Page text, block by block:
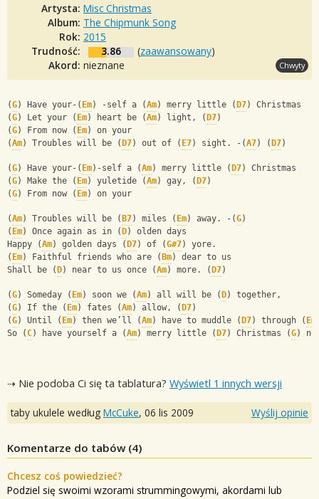
Artysta: Misc Christmas
Album: The Chipmunk Song
Rok: 2015
Trudność:
3.86 (zaawansowany)
Akord: nieznane Chwyty
(G) Have your-( Em) -self a (Am) merry little ( D7) Christmas
(G) Let your ( Em) heart be (Am) light, ( D7)
(G) From now ( Em) on your
(Am) Troubles will be ( D7) out of ( E7) sight. -(A7) ( D7)
(G) Have your-( Em)-self a (Am) merry little ( D7) Christmas
(G) Make the ( Em) yuletide (Am) gay, ( D7)
(G) From now ( Em) on your
(Am) Troubles will be ( B7) miles ( Em) away. -(G)
( Em) Once again as in ( D) olden days
Happy (Am) golden days ( D7) of (G#7) yore.
( Em) Faithful friends who are ( Bm) dear to us
Shall be ( D) near to us once (Am) more. ( D7)
(G) Someday ( Em) soon we (Am) all will be ( D) together,
(G) If the ( Em) fates (Am) allow, ( D7)
(G) Until ( Em) then we’ll (Am) have to muddle ( D7) through ( Em
So ( C) have yourself a (Am) merry little ( D7) Christmas (G)
⇢ Nie podoba Ci się ta tablatura? Wyświetl 1 innych wersji
taby ukulele według McCuke, 06 lis 2009 Wyślij opinie
Komentarze do tabów (4)
Chcesz coś powiedzieć?
Podziel się swoimi wzorami strummingowymi, akordami lub